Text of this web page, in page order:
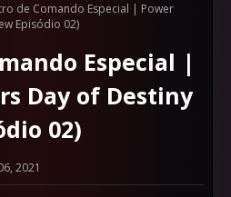
de Comando Especial | Power
Episódio 02)
Especial |
Day of Destiny
02)
2021